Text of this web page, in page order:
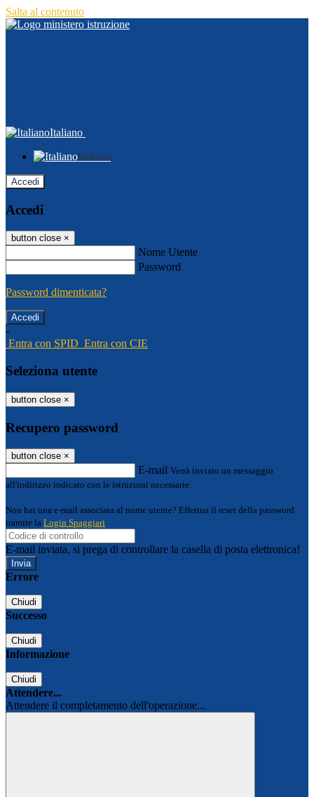
Salta al contenuto
Italiano
Italiano
Accedi
Accedi
button close ×
Nome Utente
Password
Password dimenticata?
-
Entra con SPID Entra con CIE
Seleziona utente
button close ×
Recupero password
button close ×
E-mail Verrà inviato un messaggio
all'indirizzo indicato con le istruzioni necessarie.
Non hai una e-mail associata al nome utente? Effettua il reset della password
tramite la Login Spaggiari
E-mail inviata, si prega di controllare la casella di posta elettronica!
Errore
Chiudi
Successo
Chiudi
Informazione
Chiudi
Attendere...
Attendere il completamento dell'operazione...